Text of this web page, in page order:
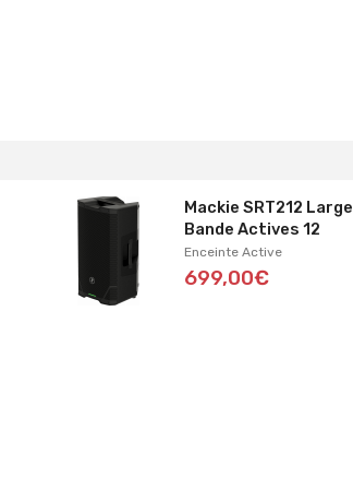
Mackie SRT212 Large
Bande Actives 12
Enceinte Active
699,00€